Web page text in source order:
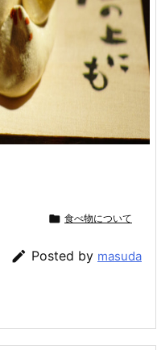
 食べ物について
 Posted by masuda